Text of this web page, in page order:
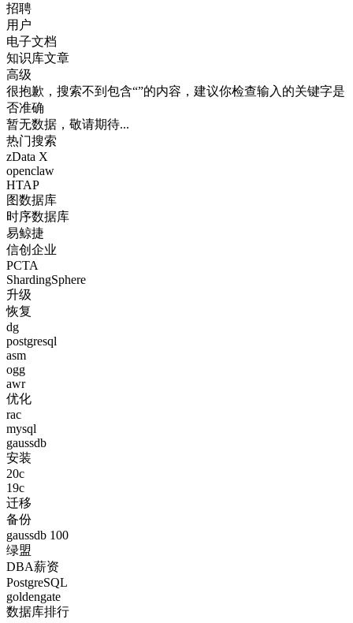
招聘
用户
电子文档
知识库文章
高级
很抱歉，搜索不到包含“”的内容，建议你检查输入的关键字是
否准确
暂无数据，敬请期待...
热门搜索
zData X
openclaw
HTAP
图数据库
时序数据库
易鲸捷
信创企业
PCTA
ShardingSphere
升级
恢复
dg
postgresql
asm
ogg
awr
优化
rac
mysql
gaussdb
安装
20c
19c
迁移
备份
gaussdb 100
绿盟
DBA薪资
PostgreSQL
goldengate
数据库排行